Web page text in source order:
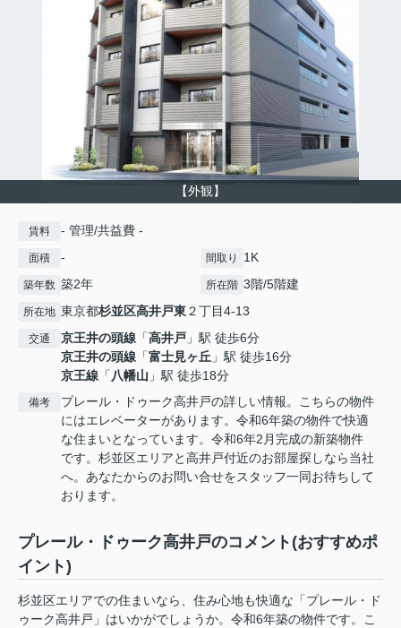
【外観】
賃料 - 管理/共益費 -
面積 - 間取り 1K
築年数 築2年 所在階 3階/5階建
所在地 東京都杉並区高井戸東２丁目4-13
交通 京王井の頭線 「高井戸 」駅 徒歩6分
京王井の頭線 「富士見ヶ丘 」駅 徒歩16分
京王線 「八幡山 」駅 徒歩18分
備考
プレール・ドゥーク高井戸の詳しい情報。こちらの物件
にはエレベーターがあります。令和6年築の物件で快適
な住まいとなっています。令和6年2月完成の新築物件
です。杉並区エリアと高井戸付近のお部屋探しなら当社
へ。あなたからのお問い合せをスタッフ一同お待ちして
おります。
プレール・ドゥーク高井戸のコメント(おすすめポ
イント)
杉並区エリアでの住まいなら、住み心地も快適な「プレール・ド
ゥーク高井戸」はいかがでしょうか。令和6年築の物件です。こ